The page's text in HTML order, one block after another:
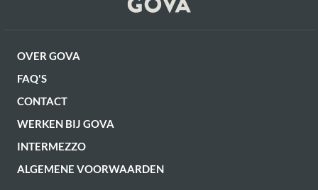
OVER GOVA
FAQ'S
CONTACT
WERKEN BIJ GOVA
INTERMEZZO
ALGEMENE VOORWAARDEN